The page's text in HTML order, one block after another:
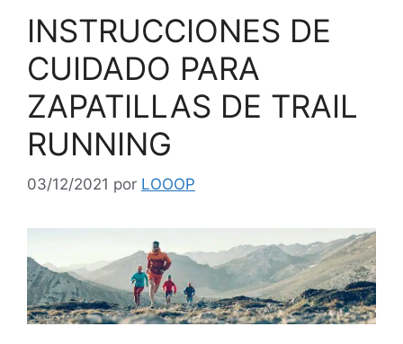
INSTRUCCIONES DE
CUIDADO PARA
ZAPATILLAS DE TRAIL
RUNNING
03/12/2021 por LOOOP